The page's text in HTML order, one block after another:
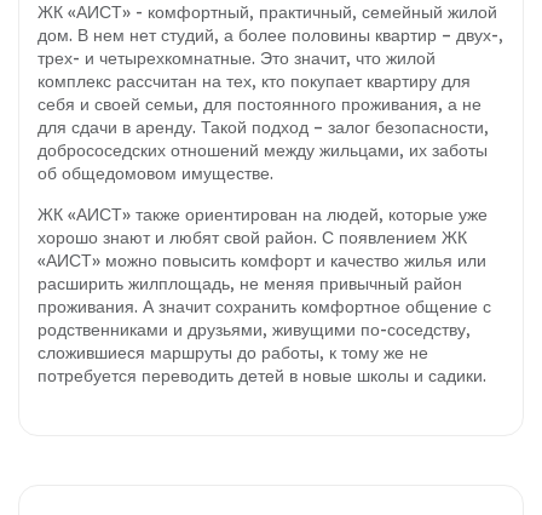
ЖК «АИСТ» - комфортный, практичный, семейный жилой
дом. В нем нет студий, а более половины квартир – двух-,
трех- и четырехкомнатные. Это значит, что жилой
комплекс рассчитан на тех, кто покупает квартиру для
себя и своей семьи, для постоянного проживания, а не
для сдачи в аренду. Такой подход – залог безопасности,
добрососедских отношений между жильцами, их заботы
об общедомовом имуществе.
ЖК «АИСТ» также ориентирован на людей, которые уже
хорошо знают и любят свой район. С появлением ЖК
«АИСТ» можно повысить комфорт и качество жилья или
расширить жилплощадь, не меняя привычный район
проживания. А значит сохранить комфортное общение с
родственниками и друзьями, живущими по-соседству,
сложившиеся маршруты до работы, к тому же не
потребуется переводить детей в новые школы и садики.